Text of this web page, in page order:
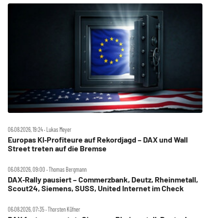
06.08.2026, 19:24 ‧ Lukas Meyer
Europas KI‑Profiteure auf Rekordjagd – DAX und Wall
Street treten auf die Bremse
06.08.2026, 09:00 ‧ Thomas Bergmann
DAX‑Rally pausiert – Commerzbank, Deutz, Rheinmetall,
Scout24, Siemens, SUSS, United Internet im Check
06.08.2026, 07:35 ‧ Thorsten Küfner